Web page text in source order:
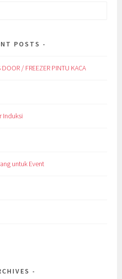
POSTS
DOOR / FREEZER PINTU KACA
Induksi
untuk Event